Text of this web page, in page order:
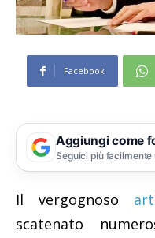
Facebook
Aggiungi come
Seguici più
Il vergognoso
scatenato